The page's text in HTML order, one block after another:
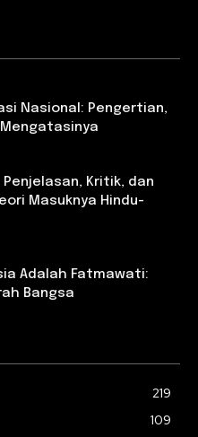
Nasional: Pengertian,
Penjelasan, Kritik, dan
Masuknya Hindu-
Adalah Fatmawati:
Bangsa
219
109